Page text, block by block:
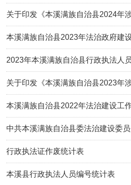
关于印发《本溪满族自治县2024年
查计划》的通知
本溪满族自治县2023年法治政府建
2023年本溪满族自治县行政执法人
关于印发《本溪满族自治县2023年
查计划》的通知 -
本溪满族自治县2022年法治建设工
中共本溪满族自治县委法治建设委
印发本溪县行政执法“十不准”“十严禁
行政执法证作废统计表
本溪县行政执法人员编号统计表